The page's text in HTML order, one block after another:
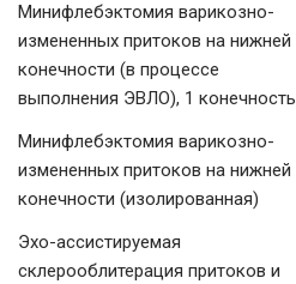
Минифлебэктомия варикозно-
измененных притоков на нижней
конечности (в процессе
выполнения ЭВЛО), 1 конечность
Минифлебэктомия варикозно-
измененных притоков на нижней
конечности (изолированная)
Эхо-ассистируемая
склерооблитерация притоков и